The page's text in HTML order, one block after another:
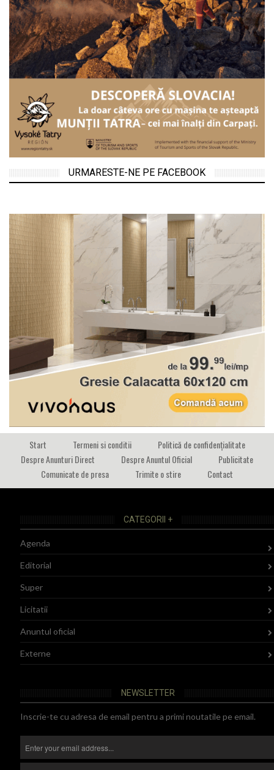
URMARESTE-NE PE FACEBOOK
Start Termeni si conditii
Politică de confidențialitate
Despre Anunturi Direct
Despre Anuntul Oficial
Publicitate
Comunicate de presa
Trimite o stire Contact
CATEGORII +
Agenda
Editorial
Super
Licitatii
Anuntul oficial
Externe
NEWSLETTER
Inscrie-te cu adresa de email pentru a primi noutatile pe email.